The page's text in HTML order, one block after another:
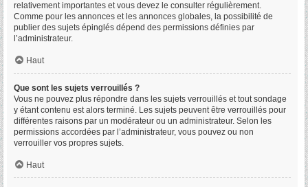
relativement importantes et vous devez le consulter régulièrement.
Comme pour les annonces et les annonces globales, la possibilité de
publier des sujets épinglés dépend des permissions définies par
l’administrateur.
Haut
Que sont les sujets verrouillés ?
Vous ne pouvez plus répondre dans les sujets verrouillés et tout sondage
y étant contenu est alors terminé. Les sujets peuvent être verrouillés pour
différentes raisons par un modérateur ou un administrateur. Selon les
permissions accordées par l’administrateur, vous pouvez ou non
verrouiller vos propres sujets.
Haut